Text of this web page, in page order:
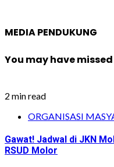
MEDIA PENDUKUNG
You may have missed
2 min read
ORGANISASI
Gawat! Jadwal di JKN
RSUD Molor